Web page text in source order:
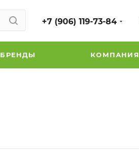
+7 (906) 119-73-84
БРЕНДЫ КОМПАНИЯ